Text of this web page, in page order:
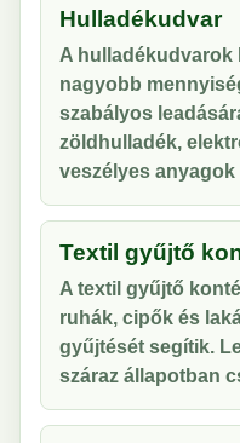
Hulladékudvar
A hulladékudvarok
nagyobb
szabályos
zöldhulladék,
veszélyes anyagok
Textil gyűjtő
A textil gyűjtő
ruhák, cipők és
gyűjtését segítik.
száraz állapotban